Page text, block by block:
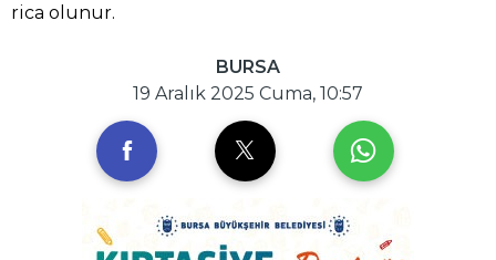
rica olunur.
BURSA
19 Aralık 2025 Cuma, 10:57